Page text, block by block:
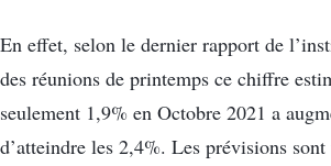
En effet, selon le dernier rapport de
des réunions de printemps ce chiffre
seulement 1,9% en Octobre 2021 a
d’atteindre les 2,4%. Les prévisions sont